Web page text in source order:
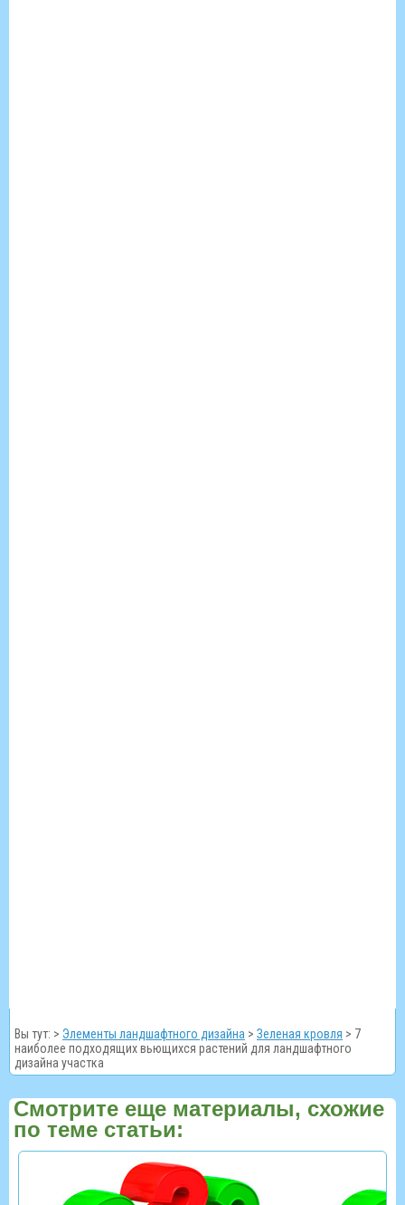
Вы тут: > Элементы ландшафтного дизайна > Зеленая кровля > 7
наиболее подходящих вьющихся растений для ландшафтного
дизайна участка
Смотрите еще материалы, схожие
по теме статьи: